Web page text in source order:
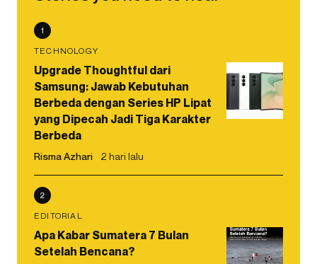
1
TECHNOLOGY
Upgrade Thoughtful dari
Samsung: Jawab Kebutuhan
Berbeda dengan Series HP Lipat
yang Dipecah Jadi Tiga Karakter
Berbeda
Risma Azhari 2 hari lalu
2
EDITORIAL
Apa Kabar Sumatera 7 Bulan
Setelah Bencana?